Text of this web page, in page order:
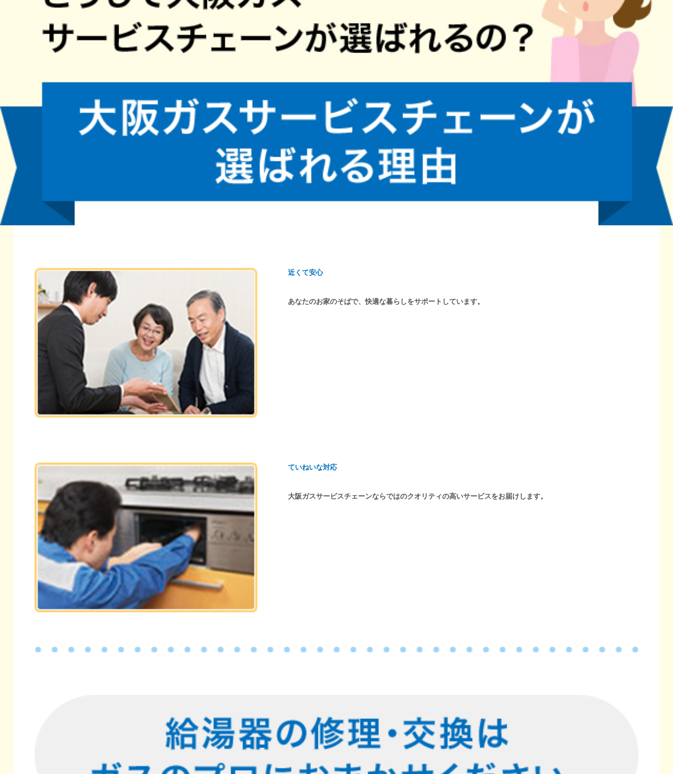
近くて安心
あなたのお家のそばで、快適な暮らしをサポートしています。
ていねいな対応
大阪ガスサービスチェーンならではのクオリティの高いサービスをお届けします。